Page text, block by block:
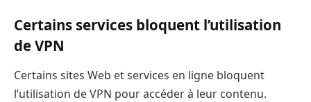
Certains services bloquent l’utilisation
de VPN
Certains sites Web et services en ligne bloquent
l’utilisation de VPN pour accéder à leur contenu.